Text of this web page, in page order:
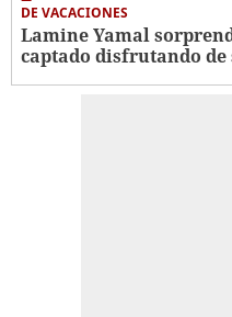
DE VACACIONES
Lamine Yamal
captado disfrutando de